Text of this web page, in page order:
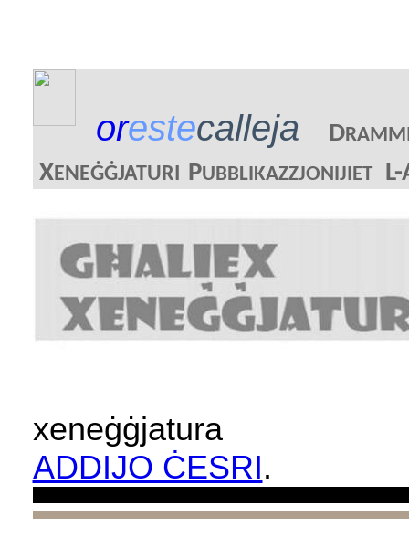
orestecalleja D
XENEĠĠJATURI PUBBLIKAZZJONIJIET L-
xeneġġjatura
ADDIJO ĊESRI.